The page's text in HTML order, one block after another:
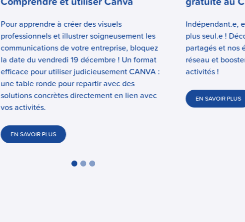
Pour apprendre à créer des visuels
professionnels et illustrer soigneusement les
communications de votre entreprise, bloquez
la date du vendredi 19 décembre ! Un format
efficace pour utiliser judicieusement CANVA :
une table ronde pour repartir avec des
solutions concrètes directement en lien avec
vos activités.
EN SAVOIR PLUS
Indépendant.e,
plus seul.e !
partagés et nos
réseau et
activités !
EN SAVOIR PLUS